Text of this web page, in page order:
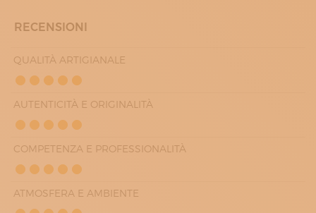
RECENSIONI
QUALITÀ ARTIGIANALE
AUTENTICITÀ E ORIGINALITÀ
COMPETENZA E PROFESSIONALITÀ
ATMOSFERA E AMBIENTE